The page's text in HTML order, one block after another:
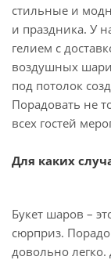
стильные и
и праздника. У
гелием с
воздушных
под потолок
Порадовать не
всех гостей
Для каких
Букет шаров –
сюрприз.
довольно